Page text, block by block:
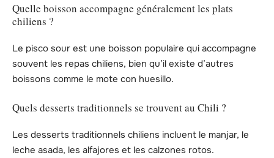
Quelle boisson accompagne généralement les plats
chiliens ?
Le pisco sour est une boisson populaire qui accompagne
souvent les repas chiliens, bien qu’il existe d’autres
boissons comme le mote con huesillo.
Quels desserts traditionnels se trouvent au Chili ?
Les desserts traditionnels chiliens incluent le manjar, le
leche asada, les alfajores et les calzones rotos.